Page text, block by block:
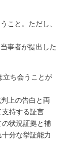
こと。ただし、
事者が提出した
立ち会うことが
上の告白と両
持する証言
状況証拠と補
分な挙証能力